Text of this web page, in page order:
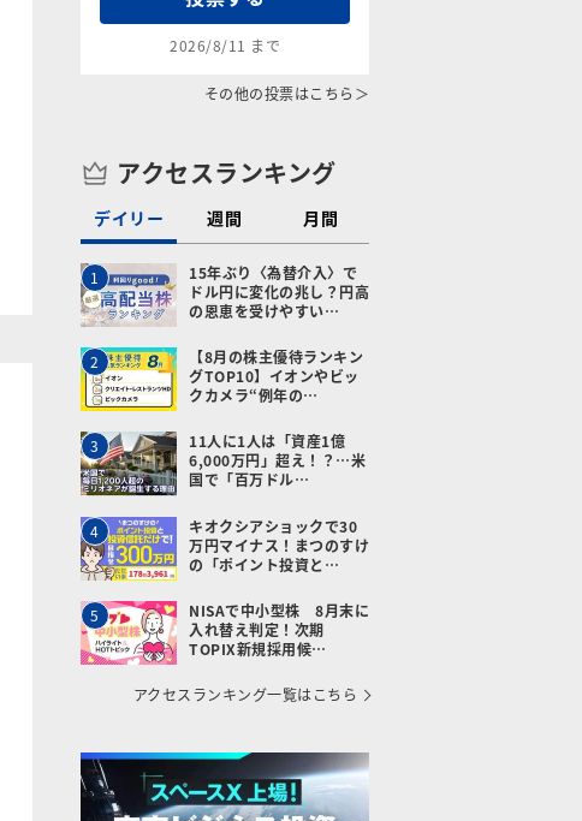
2026/8/11 まで
その他の投票はこちら＞
アクセスランキング
デイリー 週間 月間
1
15年ぶり〈為替介入〉で
ドル円に変化の兆し？円高
の恩恵を受けやすい…
2
【8月の株主優待ランキン
グTOP10】イオンやビッ
クカメラ“例年の…
3
11人に1人は「資産1億
6,000万円」超え！？…米
国で「百万ドル…
4
キオクシアショックで30
万円マイナス！まつのすけ
の「ポイント投資と…
5
NISAで中小型株 8月末に
入れ替え判定！次期
TOPIX新規採用候…
アクセスランキング一覧はこちら